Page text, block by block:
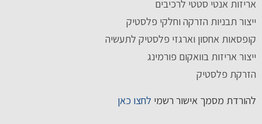
אריזות אנטי סטטי לרכיבים
ייצור תבניות הזרקה וחלקי פלסטיק
קופסאות אחסון וארגזי פלסטיק לתעשיה
ייצור אריזות בוואקום פורמינג
הזרקת פלסטיק
להורדת מסמך אישור רשמי לחצו כאן